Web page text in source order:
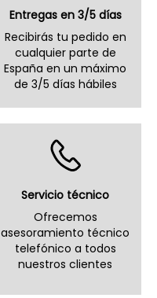
Entregas en 3/5 días
Recibirás tu pedido en
cualquier parte de
España en un máximo
de 3/5 días hábiles
Servicio técnico
Ofrecemos
asesoramiento técnico
telefónico a todos
nuestros clientes